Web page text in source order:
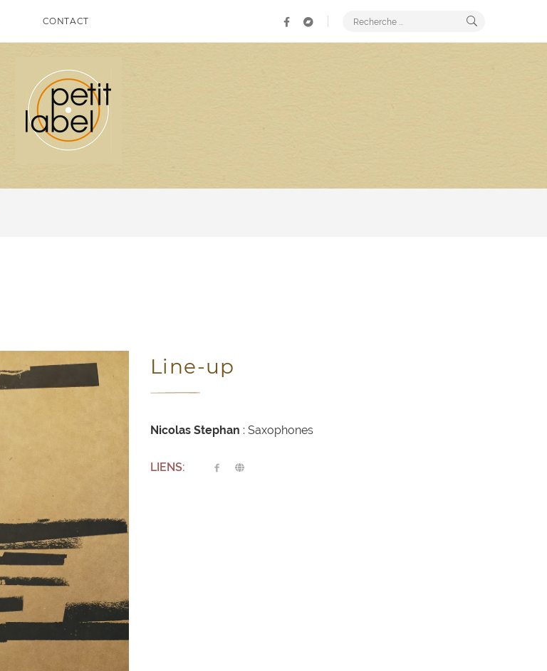
CONTACT
Line-up
Nicolas Stephan : Saxophones
LIENS: